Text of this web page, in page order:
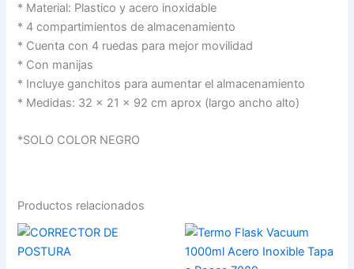
* Material: Plastico y acero inoxidable
* 4 compartimientos de almacenamiento
* Cuenta con 4 ruedas para mejor movilidad
* Con manijas
* Incluye ganchitos para aumentar el almacenamiento
* Medidas: 32 x 21 x 92 cm aprox (largo ancho alto)
*SOLO COLOR NEGRO
Productos relacionados
CORRECTOR
DE
Termo
Flask